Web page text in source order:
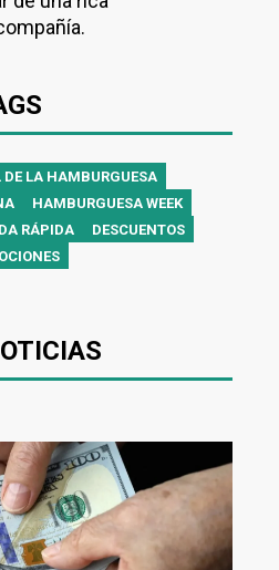
LA HAMBURGUESA
HAMBURGUESA WEEK
RÁPIDA
DESCUENTOS